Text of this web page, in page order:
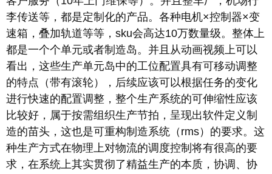
李传送等，都是定制化的产品。各种电机×控制器×变
速箱，叠加轨道等等，sku会高达10万数量级。整体上
都是一个个单元或者制造岛。并且从动画视频上可以
看出，这些生产单元岛中的工位配置具有可移动调整
的特点（带有滚轮），后续应该可以根据任务的变化
进行快速的配置调整，整个生产系统的可伸缩性应该
比较好，属于按需组织生产节拍，呈现出软件定义制
造的苗头，这也是可重构制造系统（rms）的要求。这
种生产方式在物理上对物流的调度控制将有很高的要
求，在系统上其实贯彻了精益生产的本质，协调、协